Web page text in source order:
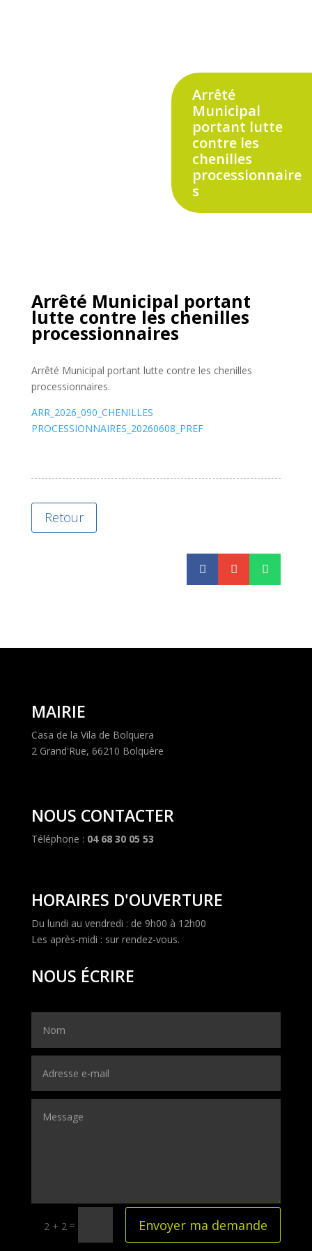
Arrêté
Municipal
portant lutte
contre les
chenilles
processionnaire
s
Arrêté Municipal portant
lutte contre les chenilles
processionnaires
Arrêté Municipal portant lutte contre les chenilles
processionnaires.
ARR_2026_090_CHENILLES
PROCESSIONNAIRES_20260608_PREF
Retour
  
MAIRIE
Casa de la Vila de Bolquera
2 Grand'Rue, 66210 Bolquère
NOUS CONTACTER
Téléphone : 04 68 30 05 53
HORAIRES D'OUVERTURE
Du lundi au vendredi : de 9h00 à 12h00
Les après-midi : sur rendez-vous.
NOUS ÉCRIRE
2 + 2 = Envoyer ma demande